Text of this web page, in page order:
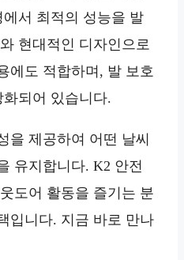
서 최적의 성능을 발
현대적인 디자인으로
에도 적합하며, 발 보호
되어 있습니다.
을 제공하여 어떤 날씨
유지합니다. K2 안전
도어 활동을 즐기는 분
입니다. 지금 바로 만나